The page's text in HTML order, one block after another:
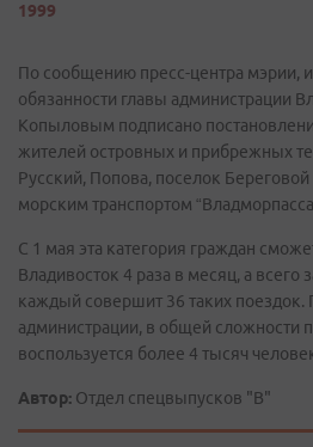
1999
По сообщению пресс-центра мэрии,
обязанности главы администрации
Копыловым подписано
жителей островных и прибрежных
Русский, Попова, поселок
морским транспортом
С 1 мая эта категория граждан
Владивосток 4 раза в месяц, а всего
каждый совершит 36 таких поездок.
администрации, в общей сложности
воспользуется более 4 тысяч
Автор: Отдел спецвыпусков "В"